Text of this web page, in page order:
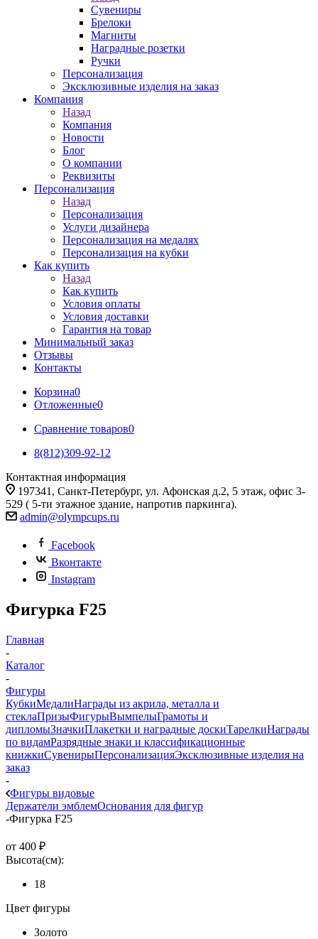
Сувениры
Брелоки
Магниты
Наградные розетки
Ручки
Персонализация
Эксклюзивные изделия на заказ
Компания
Назад
Компания
Новости
Блог
О компании
Реквизиты
Персонализация
Назад
Персонализация
Услуги дизайнера
Персонализация на медалях
Персонализация на кубки
Как купить
Назад
Как купить
Условия оплаты
Условия доставки
Гарантия на товар
Минимальный заказ
Отзывы
Контакты
Корзина0
Отложенные0
Сравнение товаров0
8(812)309-92-12
Контактная информация
197341, Санкт-Петербург, ул. Афонская д.2, 5 этаж, офис 3-
529 ( 5-ти этажное здание, напротив паркинга).
admin@olympcups.ru
Facebook
Вконтакте
Instagram
Фигурка F25
Главная
-
Каталог
-
Фигуры
КубкиМедалиНаграды из акрила, металла и
стеклаПризыФигурыВымпелыГрамоты и
дипломыЗначкиПлакетки и наградные доскиТарелкиНаграды
по видамРазрядные знаки и классификационные
книжкиСувенирыПерсонализацияЭксклюзивные изделия на
заказ
-
Фигуры видовые
Держатели эмблемОснования для фигур
-Фигурка F25
от 400 ₽
Высота(см):
18
Цвет фигуры
Золото